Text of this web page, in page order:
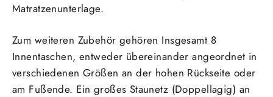
Matratzenunterlage.
Zum weiteren Zubehör gehören Insgesamt 8
Innentaschen, entweder übereinander angeordnet in
verschiedenen Größen an der hohen Rückseite oder
am Fußende. Ein großes Staunetz (Doppellagig) an